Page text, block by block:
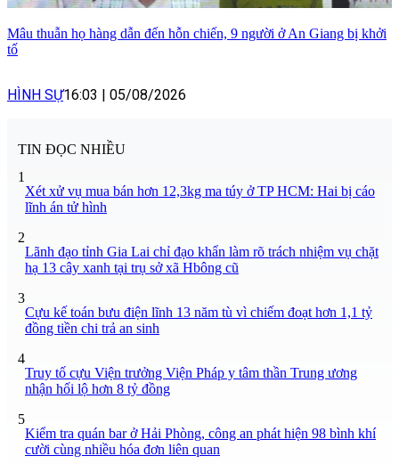
Mâu thuẫn họ hàng dẫn đến hỗn chiến, 9 người ở An Giang bị khởi
tố
HÌNH SỰ16:03 05/08/2026
TIN ĐỌC NHIỀU
1
Xét xử vụ mua bán hơn 12,3kg ma túy ở TP HCM: Hai bị cáo
lĩnh án tử hình
2
Lãnh đạo tỉnh Gia Lai chỉ đạo khẩn làm rõ trách nhiệm vụ chặt
hạ 13 cây xanh tại trụ sở xã Hbông cũ
3
Cựu kế toán bưu điện lĩnh 13 năm tù vì chiếm đoạt hơn 1,1 tỷ
đồng tiền chi trả an sinh
4
Truy tố cựu Viện trưởng Viện Pháp y tâm thần Trung ương
nhận hối lộ hơn 8 tỷ đồng
5
Kiểm tra quán bar ở Hải Phòng, công an phát hiện 98 bình khí
cười cùng nhiều hóa đơn liên quan